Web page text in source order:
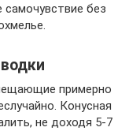
самочувствие без
примерно
Конусная
не доходя 5-7